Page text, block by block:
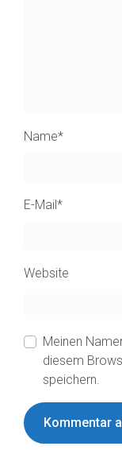
Name*
E-Mail*
Website
Meinen
diesem
speichern.